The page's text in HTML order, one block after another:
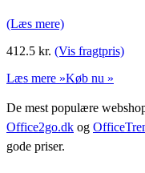
(Læs mere)
412.5 kr. (Vis fragtpris)
Læs mere »Køb nu »
De mest populære
Office2go.dk og
gode priser.